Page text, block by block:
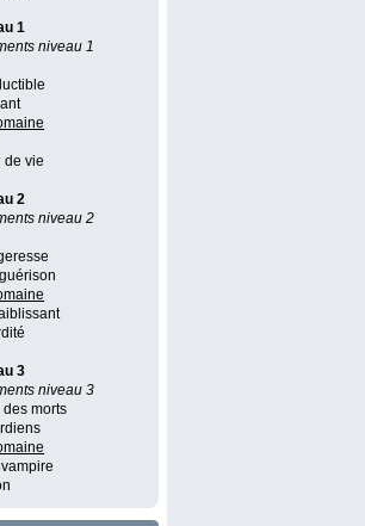
1
niveau 1
de vie
2
niveau 2
3
niveau 3
des morts